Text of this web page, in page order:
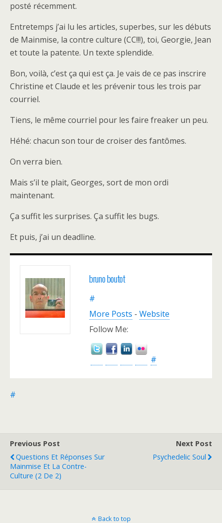
posté récemment.
Entretemps j’ai lu les articles, superbes, sur les débuts
de Mainmise, la contre culture (CC!!!), toi, Georgie, Jean
et toute la patente. Un texte splendide.
Bon, voilà, c’est ça qui est ça. Je vais de ce pas inscrire
Christine et Claude et les prévenir tous les trois par
courriel.
Tiens, le même courriel pour les faire freaker un peu.
Héhé: chacun son tour de croiser des fantômes.
On verra bien.
Mais s’il te plait, Georges, sort de mon ordi
maintenant.
Ça suffit les surprises. Ça suffit les bugs.
Et puis, j’ai un deadline.
bruno boutot
#
More Posts - Website
Follow Me:
#
#
Previous Post
Questions Et Réponses Sur
Mainmise Et La Contre-
Culture (2 De 2)
Next Post
Psychedelic Soul
Back to top